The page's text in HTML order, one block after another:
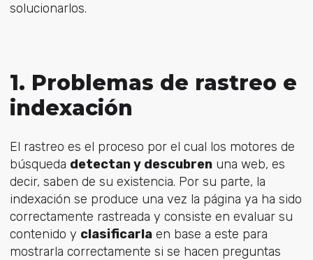
solucionarlos.
1. Problemas de rastreo e
indexación
El rastreo es el proceso por el cual los motores de
búsqueda detectan y descubrenuna web, es
decir, saben de su existencia. Por su parte, la
indexación se produce una vez la página ya ha sido
correctamente rastreada y consiste en evaluar su
contenido y clasificarlaen base a este para
mostrarla correctamente si se hacen preguntas